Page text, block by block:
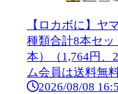
【ロカボに】ヤ
種類合計8本セッ
本）（1,764円、
ム会員は送料無
2026/08/08